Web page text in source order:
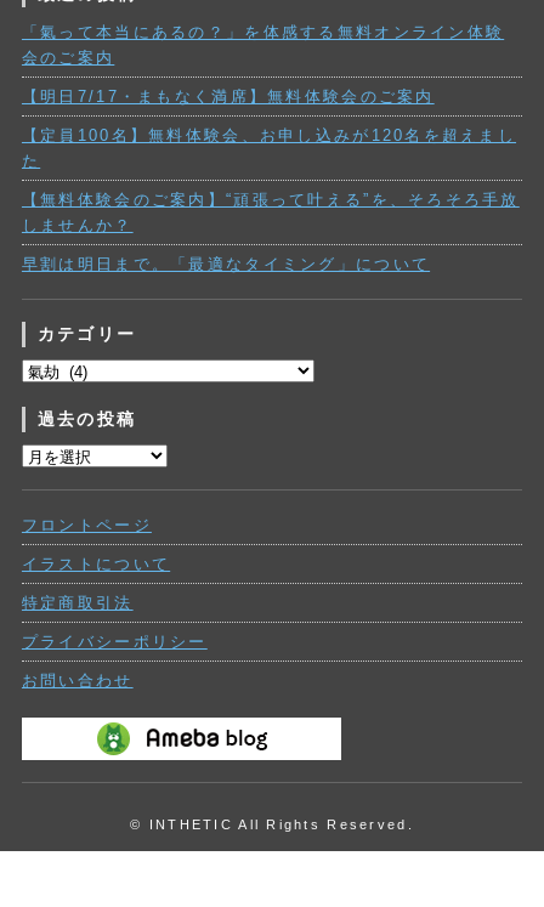
「氣って本当にあるの？」を体感する無料オンライン体験
会のご案内
【明日7/17・まもなく満席】無料体験会のご案内
【定員100名】無料体験会、お申し込みが120名を超えまし
た
【無料体験会のご案内】“頑張って叶える”を、そろそろ手放
しませんか？
早割は明日まで。「最適なタイミング」について
カテゴリー
カ
ゴ
リ
ー
過去の投稿
過
投
稿
フロントページ
イラストについて
特定商取引法
プライバシーポリシー
お問い合わせ
© INTHETIC All Rights Reserved.